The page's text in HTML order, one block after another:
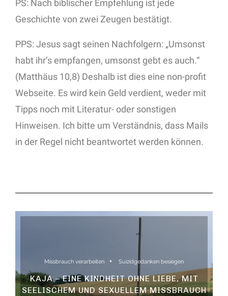
PS: Nach biblischer Empfehlung ist jede
Geschichte von zwei Zeugen bestätigt.
PPS: Jesus sagt seinen Nachfolgern: „Umsonst
habt ihr’s empfangen, umsonst gebt es auch.“
(Matthäus 10,8) Deshalb ist dies eine non-profit
Webseite. Es wird kein Geld verdient, weder mit
Tipps noch mit Literatur- oder sonstigen
Hinweisen. Ich bitte um Verständnis, dass Mails
in der Regel nicht beantwortet werden können.
Missbrauch verarbeiten Suizidgedanken besiegen
KAJA – EINE KINDHEIT OHNE LIEBE, MIT
SEELISCHEM UND SEXUELLEM MISSBRAUCH